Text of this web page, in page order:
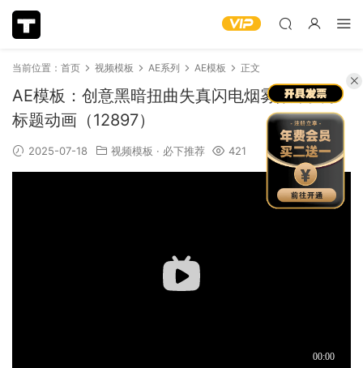
当前位置： 首页 视频模板 AE系列 AE模板 正文
AE模板：创意黑暗扭曲失真闪电烟雾效果文字
标题动画（12897）
2025-07-18 视频模板 · 必下推荐 421